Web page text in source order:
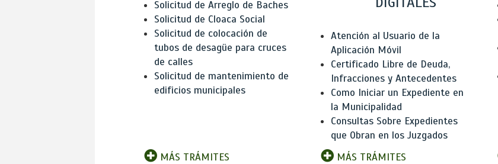
Solicitud de Arreglo de Baches
Solicitud de Cloaca Social
Solicitud de colocación de
tubos de desagüe para cruces
de calles
Solicitud de mantenimiento de
edificios municipales
MÁS TRÁMITES
Atención al Usuario de la
Aplicación Móvil
Certificado Libre de Deuda,
Infracciones y Antecedentes
Como Iniciar un Expediente en
la Municipalidad
Consultas Sobre Expedientes
que Obran en los Juzgados
MÁS TRÁMITES